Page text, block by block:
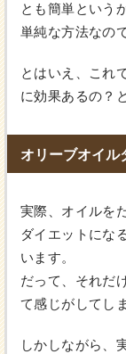
とも簡単という
単純な方法なの
とはいえ、これ
に効果あるの？
オリーブオイル
実際、オイルを
ダイエットにな
います。
だって、それだ
て感じがしてし
しかしながら、